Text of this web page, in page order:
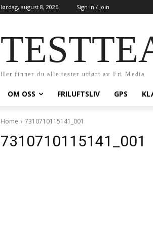
lørdag, august 8, 2026 Sign in / Join
Her finner du alle tester utført av Fri Media
OM OSS FRILUFTSLIV GPS
Home 7310710115141_001
7310710115141_001